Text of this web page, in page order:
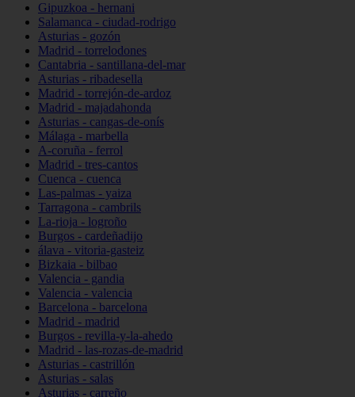
Gipuzkoa - hernani
Salamanca - ciudad-rodrigo
Asturias - gozón
Madrid - torrelodones
Cantabria - santillana-del-mar
Asturias - ribadesella
Madrid - torrejón-de-ardoz
Madrid - majadahonda
Asturias - cangas-de-onís
Málaga - marbella
A-coruña - ferrol
Madrid - tres-cantos
Cuenca - cuenca
Las-palmas - yaiza
Tarragona - cambrils
La-rioja - logroño
Burgos - cardeñadijo
álava - vitoria-gasteiz
Bizkaia - bilbao
Valencia - gandia
Valencia - valencia
Barcelona - barcelona
Madrid - madrid
Burgos - revilla-y-la-ahedo
Madrid - las-rozas-de-madrid
Asturias - castrillón
Asturias - salas
Asturias - carreño